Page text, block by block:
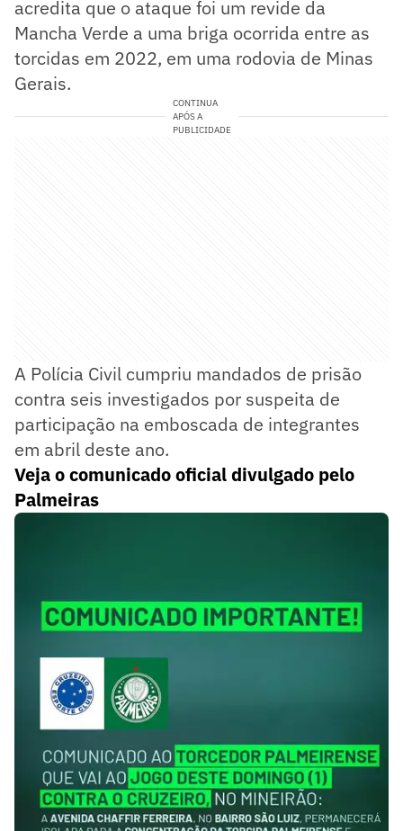
acredita que o ataque foi um revide da
Mancha Verde a uma briga ocorrida entre as
torcidas em 2022, em uma rodovia de Minas
Gerais.
CONTINUA
APÓS A
PUBLICIDADE
A Polícia Civil cumpriu mandados de prisão
contra seis investigados por suspeita de
participação na emboscada de integrantes
em abril deste ano.
Veja o comunicado oficial divulgado pelo
Palmeiras